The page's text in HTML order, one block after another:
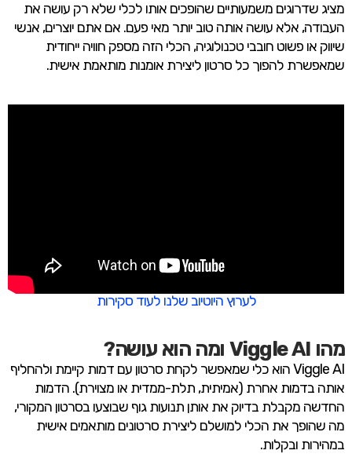
מציג שדרוגים משמעותיים שהופכים אותו לכלי שלא רק עושה את
העבודה, אלא עושה אותה טוב יותר מאי פעם. אם אתם יוצרים, אנשי
שיווק או פשוט חובבי טכנולוגיה, הכלי הזה מספק חוויה ייחודית
שמאפשרת להפוך כל סרטון ליצירת אומנות מותאמת אישית.
לערוץ היוטיוב שלנו לעוד סקירות
מהו Viggle AI ומה הוא עושה?
Viggle AI הוא כלי שמאפשר לקחת סרטון עם דמות קיימת ולהחליף
אותה בדמות אחרת (אמיתית, תלת-ממדית או מצוירת). הדמות
החדשה מקבלת בדיוק את אותן תנועות גוף שבוצעו בסרטון המקורי,
מה שהופך את הכלי למושלם ליצירת סרטונים מותאמים אישית
במהירות ובקלות.